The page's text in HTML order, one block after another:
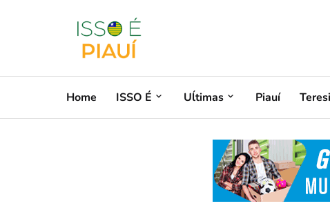
Home ISSO É Uĺtimas Piauí